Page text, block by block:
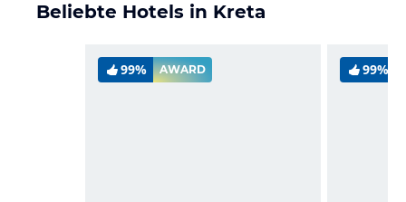
Beliebte Hotels in Kreta
99% AWARD 99%